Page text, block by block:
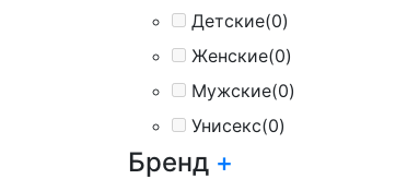
Детские(0)
Женские(0)
Мужские(0)
Унисекс(0)
Бренд +